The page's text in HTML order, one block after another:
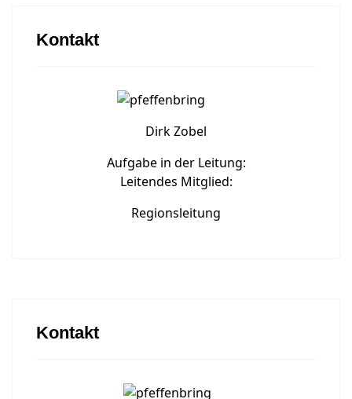
Kontakt
Dirk Zobel
Aufgabe in der Leitung:
Leitendes Mitglied:
Regionsleitung
Kontakt